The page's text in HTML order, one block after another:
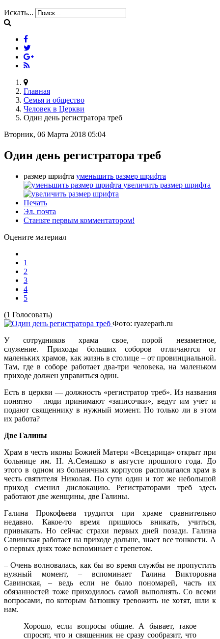
Искать...
Главная
Семья и общество
Человек в Церкви
Один день регистратора треб
Вторник, 06 Марта 2018 05:04
Один день регистратора треб
размер шрифта уменьшить размер шрифта
увеличить размер шрифта
Печать
Эл. почта
Станьте первым комментатором!
Оцените материал
1
2
3
4
5
(1 Голосовать)
Фото: ryazeparh.ru
У сотрудников храма свое, порой незаметное,
служение. Приходы больших соборов отличаются от
маленьких храмов, как жизнь в столице – от провинциальной.
Там, где в соборе работает два-три человека, на маленьком
приходе должен управиться один.
Есть в церкви ― должность «регистратор треб». Из названия
понятно – люди принимают «записочки», ведут им учет и
подают священнику в нужный момент. Но только ли в этом
их работа?
Две Галины
Храм в честь иконы Божией Матери «Всецарица» открыт при
больнице им. Н. А.Семашко в августе прошлого года. До
этого в одном из больничных корпусов располагался храм в
честь святителя Николая. По сути один и тот же небольшой
приход сменил дислокацию. Регистраторами треб здесь
работают две женщины, две Галины.
Галина Прокофьева трудится при храме сравнительно
недавно. Какое-то время пришлось вникать, учиться,
привыкать. Но сейчас страхи первых дней позади. Галина
Савинская работает на приходе дольше, знает все тонкости. А
о первых днях тоже вспоминает с трепетом.
– Очень волновалась, как бы во время службы не пропустить
нужный момент, – вспоминает Галина Викторовна
Савинская, – ведь если не было пономарей, часть их
обязанностей тоже приходилось самой выполнять. Со всеми
вопросами, по которым батюшку тревожить не хотят, шли к
нам.
Хорошо, если вопросы общие. А бывает, такое
спросят, что и священник не сразу сообразит, что